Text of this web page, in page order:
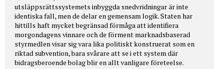
utsläppsrättssystemets inbyggda snedvridningar är inte
identiska fall, men de delar en gemensam logik. Staten har
hittills haft mycket begränsad förmåga att identifiera
morgondagens vinnare och de förment marknadsbaserad
styrmedlen visar sig vara lika politiskt konstruerat som en
riktad subvention, bara svårare att se i ett system där
bidragsberoende bolag blir en allt vanligare företeelse.